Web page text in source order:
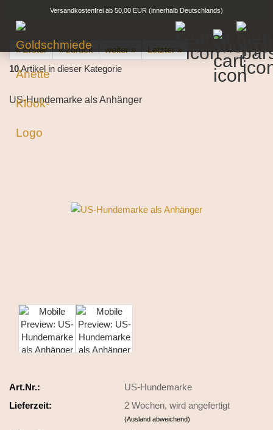
Versandkostenfrei ab 50,00 EUR (innerhalb Deutschlands)
« Erster « zurück weiter »
Letzter »
10Artikel in dieser Kategorie
US-Hundemarke als Anhänger
Art.Nr.:
US-Hundemarke
Lieferzeit:
2 Wochen, wird angefertigt
(Ausland abweichend)